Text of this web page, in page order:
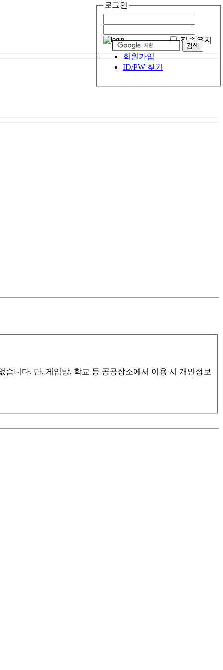
로그인
접속유지
회원가입
ID/PW 찾기
니다. 단, 게임방, 학교 등 공공장소에서 이용 시 개인정보